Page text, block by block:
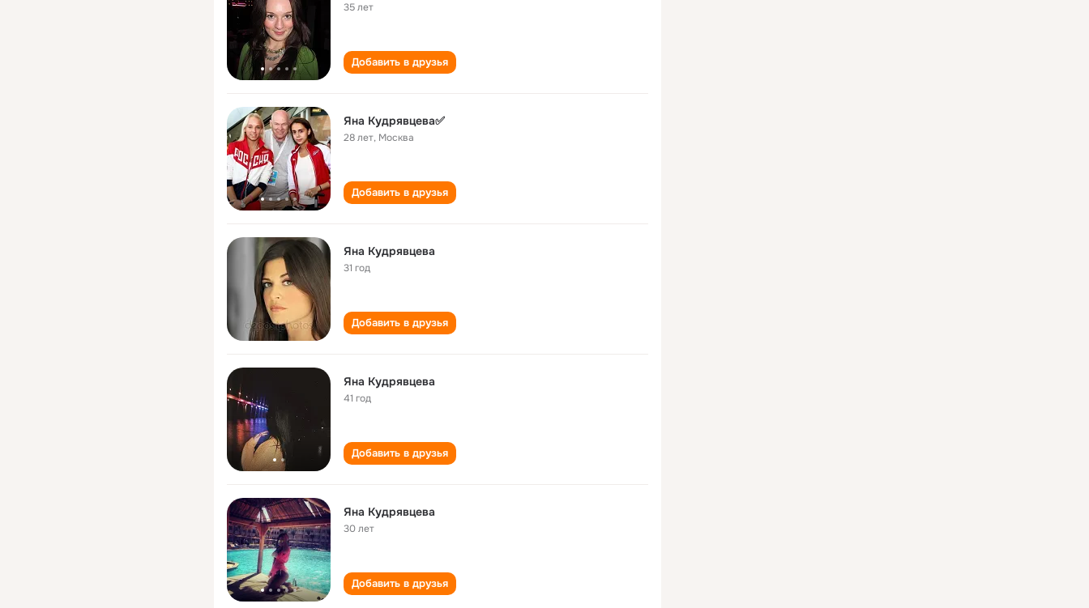
35 лет
Добавить в друзья
Яна Кудрявцева✅
28 лет, Москва
Добавить в друзья
Яна Кудрявцева
31 год
Добавить в друзья
Яна Кудрявцева
41 год
Добавить в друзья
Яна Кудрявцева
30 лет
Добавить в друзья